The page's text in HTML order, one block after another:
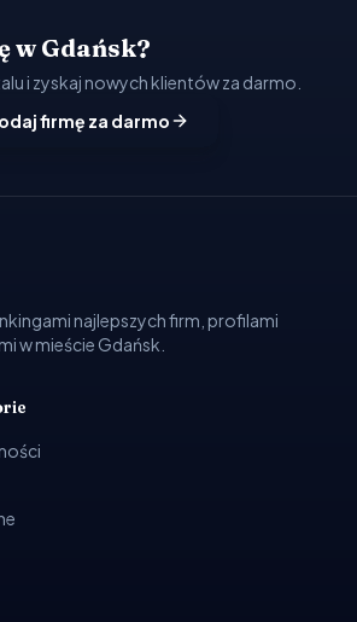
w Gdańsk?
i zyskaj nowych klientów za darmo.
firmę za darmo
najlepszych firm, profilami
w mieście Gdańsk.